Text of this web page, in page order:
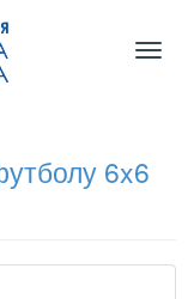
6x6